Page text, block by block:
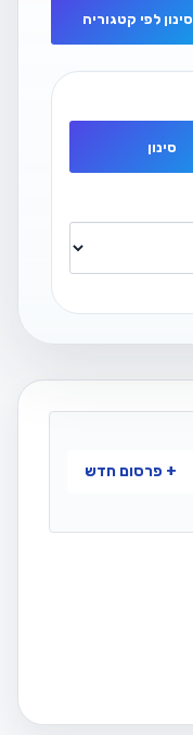
סינון לפי קטגוריה
סינון
+ פרסום חדש